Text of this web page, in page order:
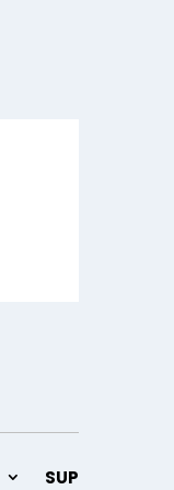
SUP